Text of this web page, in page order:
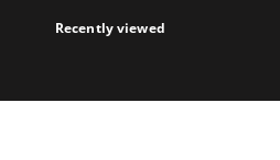
Recently viewed